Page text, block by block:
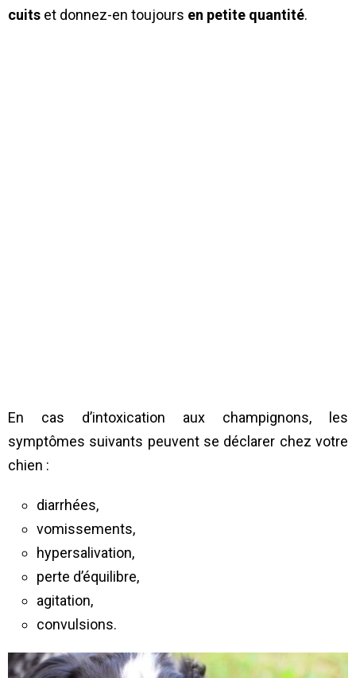
cuits et donnez-en toujours en petite quantité.
En cas d’intoxication aux champignons, les
symptômes suivants peuvent se déclarer chez votre
chien :
diarrhées,
vomissements,
hypersalivation,
perte d’équilibre,
agitation,
convulsions.